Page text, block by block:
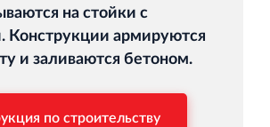
на стойки с
Конструкции армируются
и заливаются бетоном.
по строительству